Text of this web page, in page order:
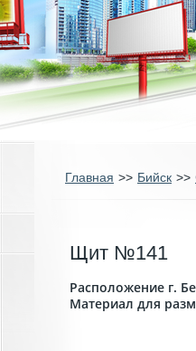
Главная >> Бийск >>
Щит №141
Расположение г.
Материал для